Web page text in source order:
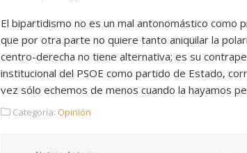
El bipartidismo no es un mal antonomástico como
que por otra parte no quiere tanto aniquilar la
centro-derecha no tiene alternativa; es su
institucional del PSOE como partido de Estado,
vez sólo echemos de menos cuando la hayamos
Categoría: Opinión